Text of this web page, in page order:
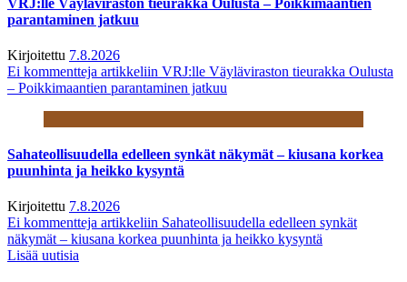
parantaminen jatkuu
Kirjoitettu 7.8.2026
Ei kommentteja artikkeliin VRJ:lle Väyläviraston tieurakka Oulusta
– Poikkimaantien parantaminen jatkuu
Sahateollisuudella edelleen synkät näkymät – kiusana korkea
puunhinta ja heikko kysyntä
Kirjoitettu 7.8.2026
Ei kommentteja artikkeliin Sahateollisuudella edelleen synkät
näkymät – kiusana korkea puunhinta ja heikko kysyntä
Lisää uutisia